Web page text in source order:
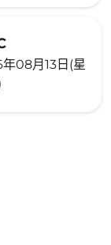
08月13日(星